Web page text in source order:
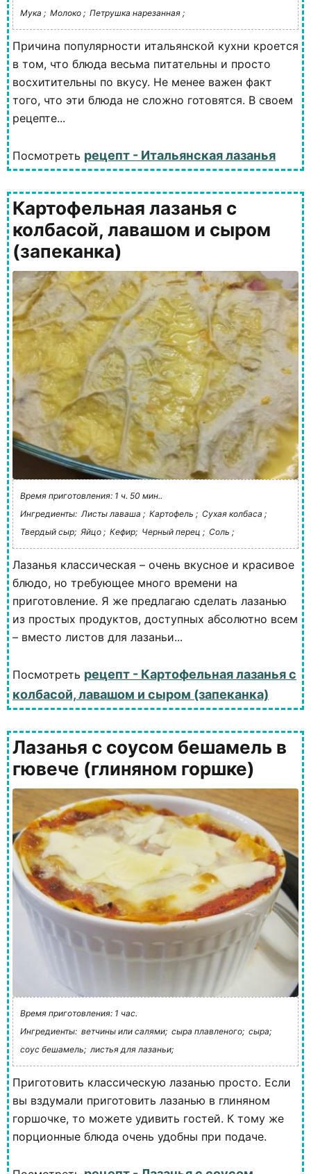
Мука ; Молоко ; Петрушка нарезанная ;
Причина популярности итальянской кухни кроется
в том, что блюда весьма питательны и просто
восхитительны по вкусу. Не менее важен факт
того, что эти блюда не сложно готовятся. В своем
рецепте...
Посмотреть рецепт - Итальянская лазанья
Картофельная лазанья с
колбасой, лавашом и сыром
(запеканка)
Время приготовления: 1 ч. 50 мин..
Ингредиенты: Листы лаваша ; Картофель ; Сухая колбаса ;
Твердый сыр; Яйцо ; Кефир; Черный перец ; Соль ;
Лазанья классическая – очень вкусное и красивое
блюдо, но требующее много времени на
приготовление. Я же предлагаю сделать лазанью
из простых продуктов, доступных абсолютно всем
– вместо листов для лазаньи...
Посмотреть рецепт - Картофельная лазанья с
колбасой, лавашом и сыром (запеканка)
Лазанья с соусом бешамель в
гювече (глиняном горшке)
Время приготовления: 1 час.
Ингредиенты: ветчины или салями; сыра плавленого; сыра;
соус бешамель; листья для лазаньи;
Приготовить классическую лазанью просто. Если
вы вздумали приготовить лазанью в глиняном
горшочке, то можете удивить гостей. К тому же
порционные блюда очень удобны при подаче.